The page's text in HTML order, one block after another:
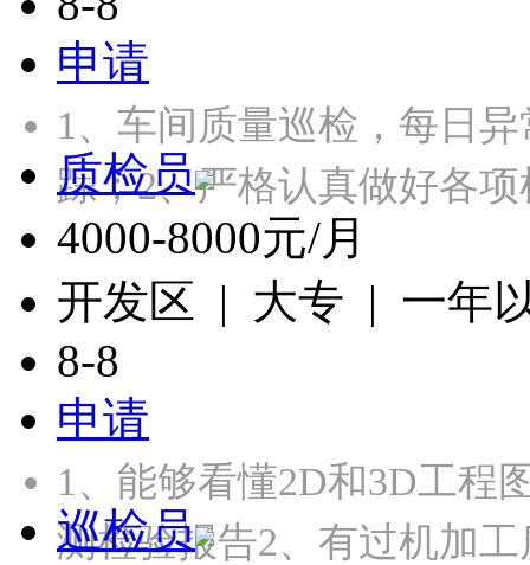
申请
1、车间质量巡检，每日
踪；2、严格认真做好各
质检员
4000-8000元/月
开发区 | 大专 | 一年
8-8
申请
1、能够看懂2D和3D工程
测检验报告2、有过机加
巡检员